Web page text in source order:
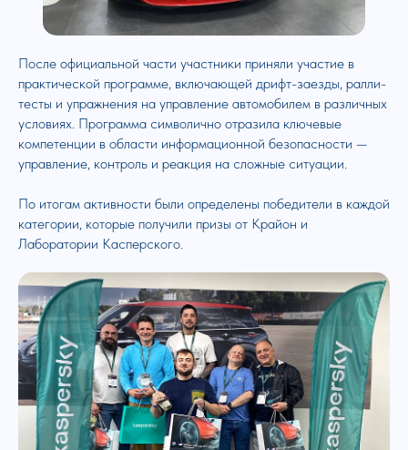
После официальной части участники приняли участие в
практической программе, включающей дрифт-заезды, ралли-
тесты и упражнения на управление автомобилем в различных
условиях. Программа символично отразила ключевые
компетенции в области информационной безопасности —
управление, контроль и реакция на сложные ситуации.
По итогам активности были определены победители в каждой
категории, которые получили призы от Крайон и
Лаборатории Касперского.